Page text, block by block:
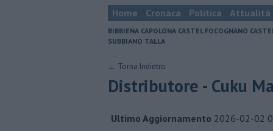
Home Cronaca Politica Attualità
BIBBIENA CAPOLONA CASTEL FOCOGNANO
SUBBIANO TALLA
← Torna Indietro
Distributore - Cuku
Ultimo Aggiornamento 2026-02-02